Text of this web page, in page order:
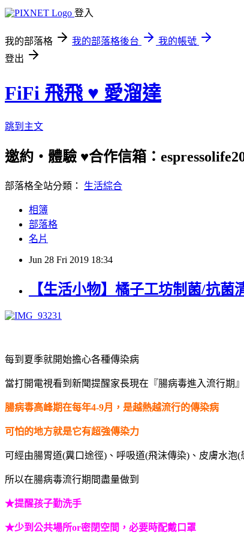
登入
我的部落格 我的部落格後台
我的帳號
登出
FiFi 飛飛 ♥ 愛溜達
跳到主文
邀約‧體驗 ♥合作信箱：
部落格全站分類： 生活綜合
相簿
部落格
名片
Jun 28 Fri 2019 18:34
【生活小物】橘子工坊制菌/抗
每到夏季就開始擔心各種傳染病
當打開電視看到新聞提醒家長現在『腸病毒進入流行期
腸病毒高峰期在每年4-9月，是越熱越流行的傳染病
可怕的地方就是它有超強傳染力
可經由腸胃道(糞口途徑)、呼吸道(飛沫傳染)、皮膚水泡
所以在腸病毒流行期間盡量做到
★提醒孩子勤洗手
★少到公共場所or密閉空間，必要時配戴口罩